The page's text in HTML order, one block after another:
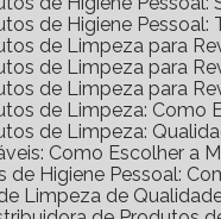
de Higiene
de Limpeza para
de Limpeza para
de Limpeza para
de Limpeza: Como
de Limpeza:
Como Escolher a
de Higiene Pessoal:
Limpeza de